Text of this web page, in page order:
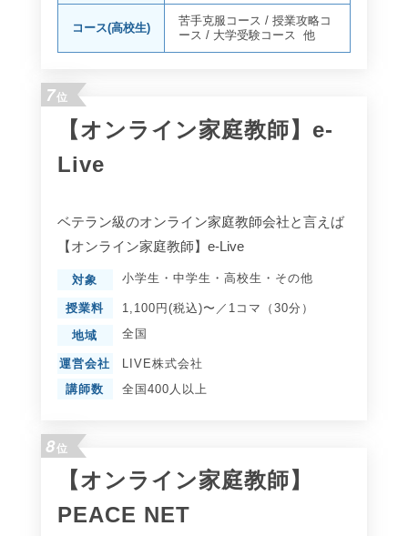
コース(高校生)
苦手克服コース /授業攻略コ
ース /大学受験コース 他
7位
【オンライン家庭教師】e-
Live
ベテラン級のオンライン家庭教師会社と言えば
【オンライン家庭教師】e-Live
対象 小学生 ・ 中学生 ・ 高校生 ・ その他
授業料 1,100円(税込)〜／1コマ（30分）
地域 全国
運営会社
LIVE株式会社
講師数
全国400人以上
8位
【オンライン家庭教師】
PEACE NET